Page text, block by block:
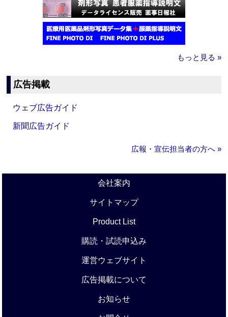
もっと見る »
広告掲載
ウェブ広告ガイド
新聞広告ガイド
広報・宣伝担当者の方へ »
会社案内
サイトマップ
Product List
購読・試読申込み
運営ウェブサイト
広告掲載について
お知らせ